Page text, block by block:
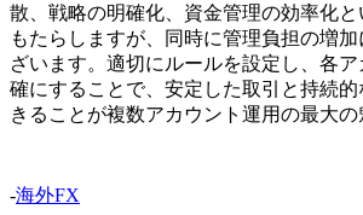
散、戦略の明確化、資金管理の効率化
もたらしますが、同時に管理負担の増
ざいます。適切にルールを設定し、各
確にすることで、安定した取引と持続
きることが複数アカウント運用の最大の
-海外FX